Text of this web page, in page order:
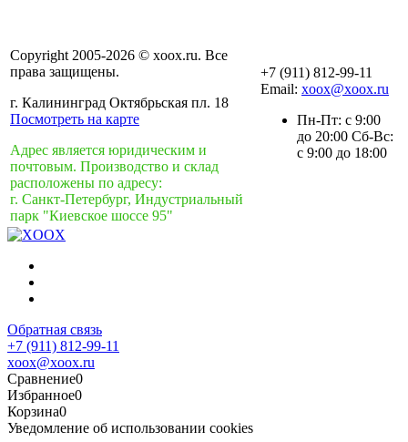
Copyright 2005-2026 © xoox.ru. Все
права защищены.
г. Калининград Октябрьская пл. 18
Посмотреть на карте
Адрес является юридическим и
почтовым. Производство и склад
расположены по адресу:
г. Санкт-Петербург, Индустриальный
парк "Киевское шоссе 95"
+7 (911) 812-99-11
Email: xoox@xoox.ru
Пн-Пт: с 9:00
до 20:00 Сб-Вс:
с 9:00 до 18:00
Обратная связь
+7 (911) 812-99-11
xoox@xoox.ru
Сравнение0
Избранное0
Корзина0
Уведомление об использовании cookies